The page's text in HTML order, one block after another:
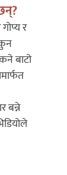
र
बाटो
बन्ने